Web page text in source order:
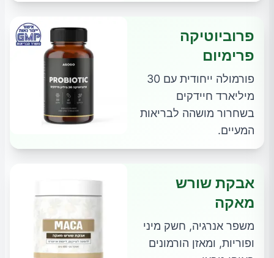
פרוביוטיקה
פרימיום
פורמולה ייחודית עם 30
מיליארד חיידקים
בשחרור מושהה לבריאות
המעיים.
אבקת שורש
מאקה
משפר אנרגיה, חשק מיני
ופוריות, ומאזן הורמונים